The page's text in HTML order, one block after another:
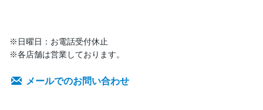
※日曜日：お電話受付休止
※各店舗は営業しております。
メールでのお問い合わせ